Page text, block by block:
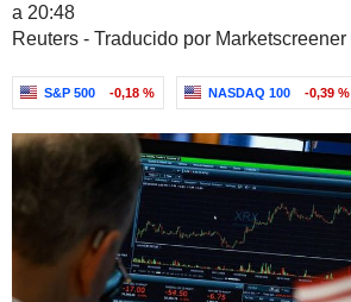
a 20:48
Reuters - Traducido por Marketscreener
S&P 500 -0,18 % NASDAQ 100 -0,39 %